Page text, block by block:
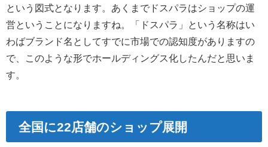
という図式となります。あくまでドスパラはショップの運
営ということになりますね。「ドスパラ」という名称はい
わばブランド名としてすでに市場での認知度がありますの
で、このような形でホールディングス化したんだと思いま
す。
全国に22店舗のショップ展開